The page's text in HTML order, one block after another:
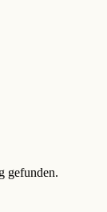
gefunden.